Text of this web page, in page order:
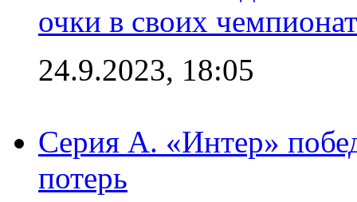
очки в своих
24.9.2023, 18:05
Серия А. «Интер»
потерь